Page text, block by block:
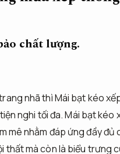
chất lượng.
nhã thì Mái bạt kéo
nghi tối đa. Mái bạt kéo
mê nhằm đáp ứng đầy đủ
thất mà còn là biểu trưng